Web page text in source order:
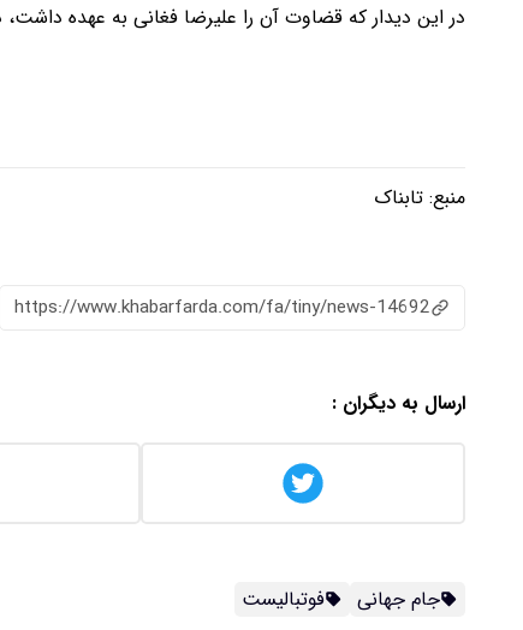
در این دیدار که قضاوت آن را علیرضا فغانی به عهده
منبع: تابناک
https://www.khabarfarda.com/fa/tiny/news-14692
ارسال به دیگران :
جام جهانی فوتبالیست